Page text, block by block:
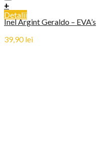
+
Detalii
Inel Argint Geraldo – EVA’s
39,90lei